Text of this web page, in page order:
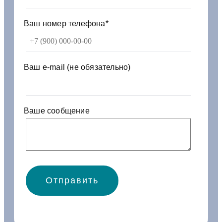
0
4
2
ы
л
а
Ваш номер телефона*
Ваш e-mail (не обязательно)
Ваше сообщение